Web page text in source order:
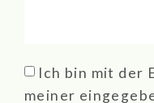
Ich bin mit der
meiner